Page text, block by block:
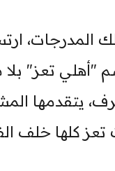
المدرجات،
موسم 1986، موسم
يتقدمها
كلها خلف